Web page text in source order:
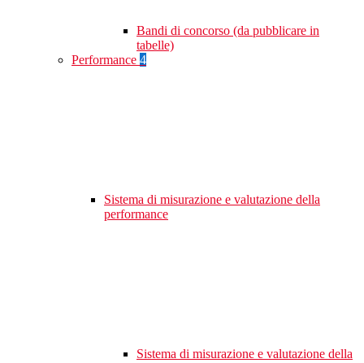
Bandi di concorso (da pubblicare in
tabelle)
Performance 4
Sistema di misurazione e valutazione della
performance
Sistema di misurazione e valutazione della